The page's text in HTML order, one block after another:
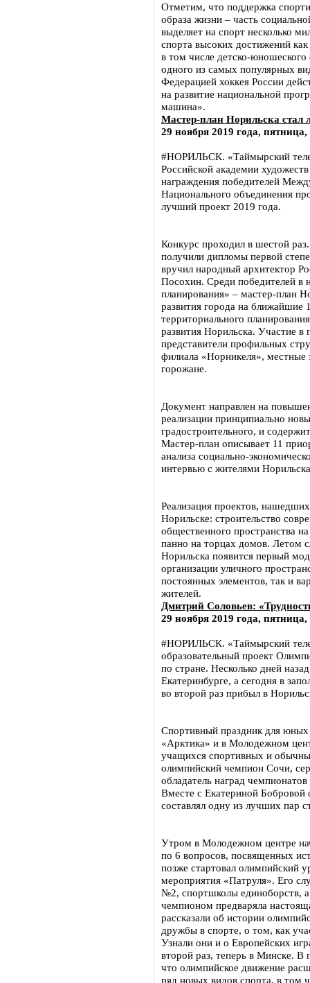
Отметим, что поддержка
образа жизни – часть
выделяет на спорт несколько
спорта высоких достижений
в том числе детско-юношеского
одного из самых популярных
Федерацией хоккея России
на развитие национальной
машина».
Мастер-план Норильска стал
29 ноября 2019 года, пятница,
#НОРИЛЬСК. «Таймырский
Российской академии
награждения победителей
Национального объединения
лучший проект 2019 года.
Конкурс проходил в шестой
получили дипломы первой
вручил народный архитектор
Посохин. Среди победителей в
планирования» – мастер-план
развития города на ближайшие
территориального
развития Норильска. Участие в
представители профильных
филиала «Норникеля»,
горожане.
Документ направлен на
реализации принципиально
градостроительного, и
Мастер-план описывает 11
анализа социально-
интервью с жителями
Реализация проектов,
Норильске: строительство
общественного пространства
панно на торцах домов. Летом
Норильска появится первый
организации уличного
постоянных элементов, так и
жителей.
Дмитрий Соловьев:
29 ноября 2019 года, пятница,
#НОРИЛЬСК. «Таймырский
образовательный проект
по стране. Несколько дней
Екатеринбурге, а сегодня в
во второй раз прибыл в
Спортивный праздник для
«Арктика» и в Молодежном
учащихся спортивных и
олимпийский чемпион Сочи,
обладатель наград
Вместе с Екатериной Бобровой
составлял одну из лучших пар
Утром в Молодежном центре
по 6 вопросов, посвященных
позже стартовал олимпийский
мероприятия «Патруля». Его
№2, спортшколы единоборств,
чемпионом предваряла
рассказали об истории
дружбы в спорте, о том, как
Узнали они и о Европейских
второй раз, теперь в Минске. В
что олимпийское движение
ряд новых видов спорта, в том